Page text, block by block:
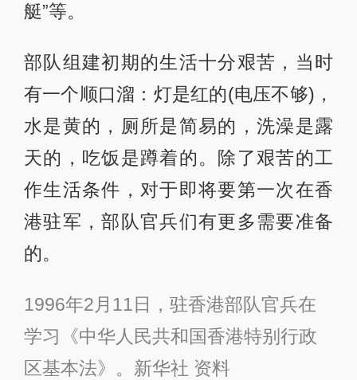
艇”等。
部队组建初期的生活十分艰苦，当时
有一个顺口溜：灯是红的(电压不够)，
水是黄的，厕所是简易的，洗澡是露
天的，吃饭是蹲着的。除了艰苦的工
作生活条件，对于即将要第一次在香
港驻军，部队官兵们有更多需要准备
的。
1996年2月11日，驻香港部队官兵在
学习《中华人民共和国香港特别行政
区基本法》。新华社 资料